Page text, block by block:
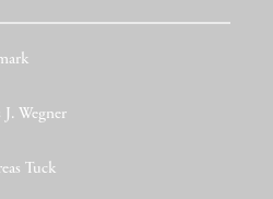
J. Wegner
Tuck